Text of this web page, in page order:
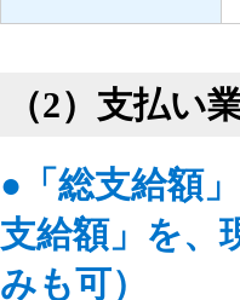
（2）支払い
●「総支給額
支給額」を、
みも可）